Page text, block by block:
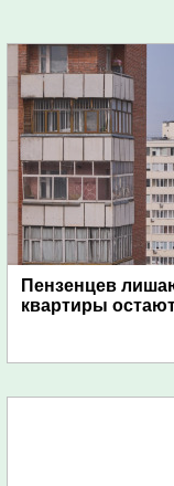
Пензенцев
квартиры